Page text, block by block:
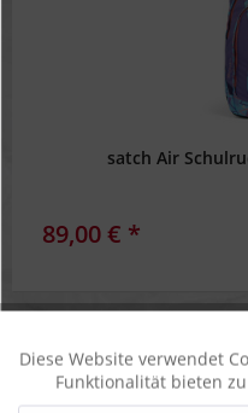
satch Air
89,00 € *
Funktionale
Diese Website verwendet
Funktionalität bieten